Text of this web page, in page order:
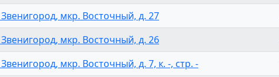
мкр. Восточный, д. 27
мкр. Восточный, д. 26
мкр. Восточный, д. 7, к. -, стр. -